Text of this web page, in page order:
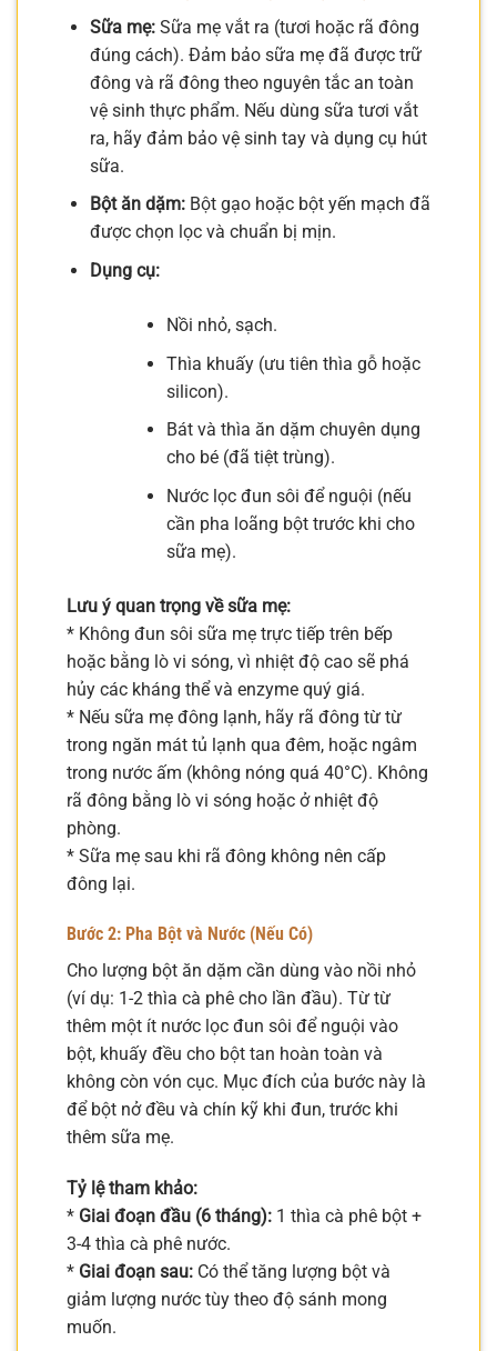
Sữa mẹ:Sữa mẹ vắt ra (tươi hoặc rã đông
đúng cách). Đảm bảo sữa mẹ đã được trữ
đông và rã đông theo nguyên tắc an toàn
vệ sinh thực phẩm. Nếu dùng sữa tươi vắt
ra, hãy đảm bảo vệ sinh tay và dụng cụ hút
sữa.
Bột ăn dặm:Bột gạo hoặc bột yến mạch đã
được chọn lọc và chuẩn bị mịn.
Dụng cụ:
Nồi nhỏ, sạch.
Thìa khuấy (ưu tiên thìa gỗ hoặc
silicon).
Bát và thìa ăn dặm chuyên dụng
cho bé (đã tiệt trùng).
Nước lọc đun sôi để nguội (nếu
cần pha loãng bột trước khi cho
sữa mẹ).
Lưu ý quan trọng về sữa mẹ:
* Không đun sôi sữa mẹ trực tiếp trên bếp
hoặc bằng lò vi sóng, vì nhiệt độ cao sẽ phá
hủy các kháng thể và enzyme quý giá.
* Nếu sữa mẹ đông lạnh, hãy rã đông từ từ
trong ngăn mát tủ lạnh qua đêm, hoặc ngâm
trong nước ấm (không nóng quá 40°C). Không
rã đông bằng lò vi sóng hoặc ở nhiệt độ
phòng.
* Sữa mẹ sau khi rã đông không nên cấp
đông lại.
Bước 2: Pha Bột và Nước (Nếu Có)
Cho lượng bột ăn dặm cần dùng vào nồi nhỏ
(ví dụ: 1-2 thìa cà phê cho lần đầu). Từ từ
thêm một ít nước lọc đun sôi để nguội vào
bột, khuấy đều cho bột tan hoàn toàn và
không còn vón cục. Mục đích của bước này là
để bột nở đều và chín kỹ khi đun, trước khi
thêm sữa mẹ.
Tỷ lệ tham khảo:
* Giai đoạn đầu (6 tháng): 1 thìa cà phê bột +
3-4 thìa cà phê nước.
* Giai đoạn sau: Có thể tăng lượng bột và
giảm lượng nước tùy theo độ sánh mong
muốn.